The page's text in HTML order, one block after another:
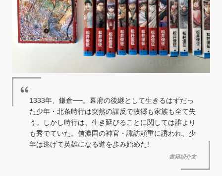
1333年、鎌倉──。幕府の後継として生きるはずだっ
た少年・北条時行は突然の謀反で故郷も家族も全て失
う。しかし時行は、生き延びることに関しては誰より
も秀でていた。信濃国の神官・諏訪頼重に誘われ、少
年は逃げて英雄になる道を歩み始めた!
書籍紹介文